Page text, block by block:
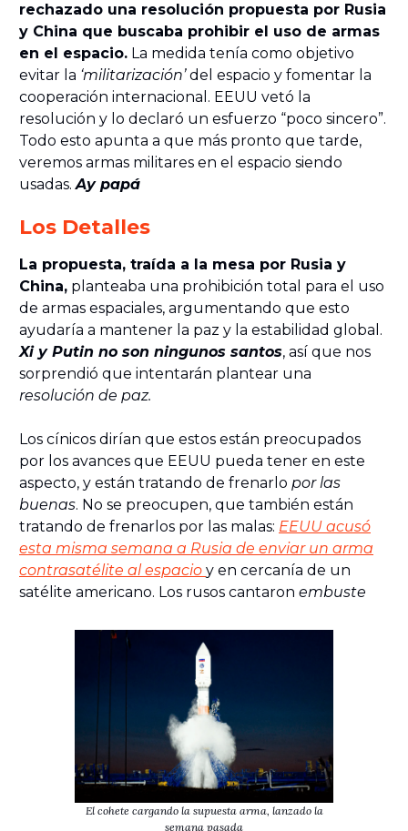
rechazado una resolución propuesta por Rusia
y China que buscaba prohibir el uso de armas
en el espacio. La medida tenía como objetivo
evitar la ‘militarización’del espacio y fomentar la
cooperación internacional. EEUU vetó la
resolución y lo declaró un esfuerzo “poco sincero”.
Todo esto apunta a que más pronto que tarde,
veremos armas militares en el espacio siendo
usadas.Ay papá
Los Detalles
La propuesta, traída a la mesa por Rusia y
China, planteaba una prohibición total para el uso
de armas espaciales, argumentando que esto
ayudaría a mantener la paz y la estabilidad global.
Xi y Putin no son ningunos santos, así que nos
sorprendió que intentarán plantear una
resolución de paz.
Los cínicos dirían que estos están preocupados
por los avances que EEUU pueda tener en este
aspecto, y están tratando de frenarlo por las
buenas. No se preocupen, que también están
tratando de frenarlos por las malas: EEUU acusó
esta misma semana a Rusia de enviar un arma
contrasatélite al espacio y en cercanía de un
satélite americano. Los rusos cantaron embuste
El cohete cargando la supuesta arma, lanzado la
semana pasada